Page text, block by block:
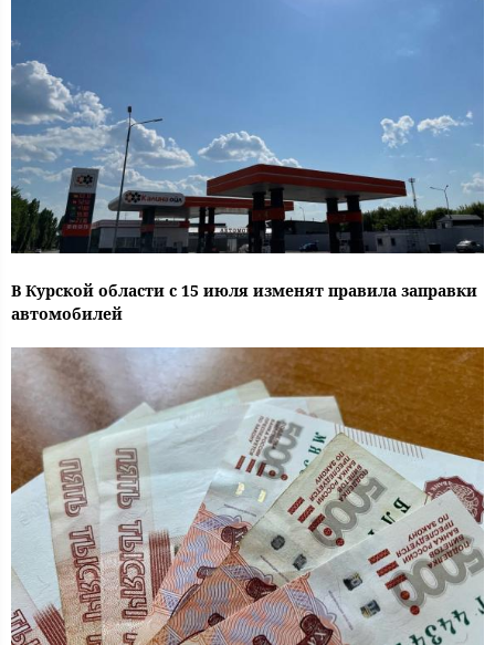
В Курской области с 15 июля изменят правила заправки
автомобилей